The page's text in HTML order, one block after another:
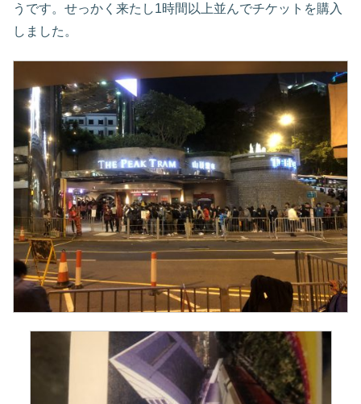
うです。せっかく来たし1時間以上並んでチケットを購入
しました。